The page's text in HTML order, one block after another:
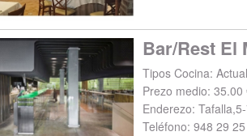
Bar/Rest El
Prezo medio: 35.00
Enderezo:
Teléfono: 948 29